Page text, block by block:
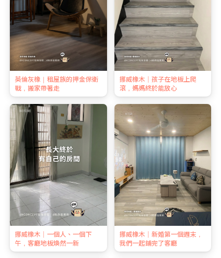
英倫灰橡｜租屋族的押金保衛
戰，搬家帶著走
挪威橡木｜孩子在地板上爬
滾，媽媽終於能放心
挪威橡木｜一個人、一個下
午，客廳地板煥然一新
挪威橡木｜新婚第一個週末，
我們一起鋪完了客廳